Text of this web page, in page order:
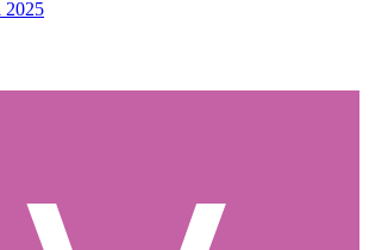
2025